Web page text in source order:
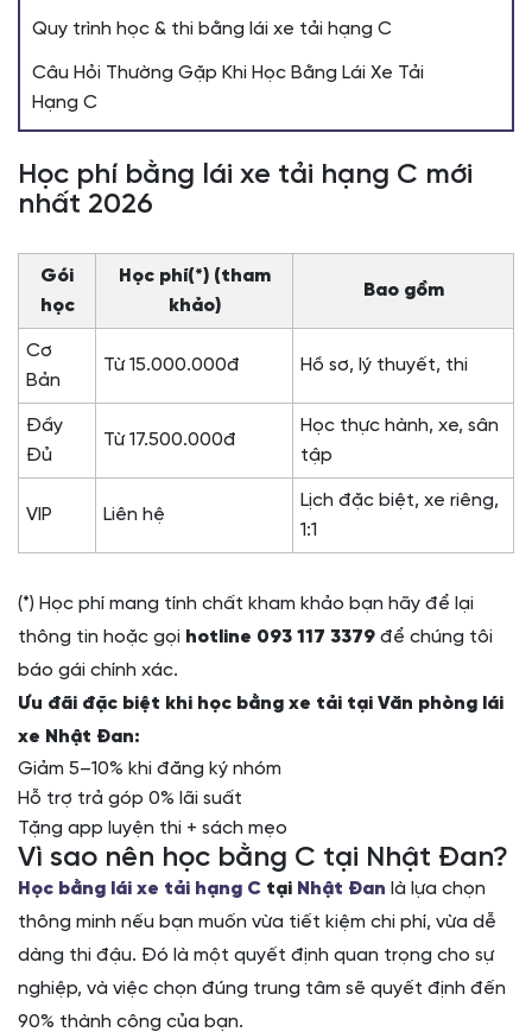
Quy trình học & thi bằng lái xe tải hạng C
Câu Hỏi Thường Gặp Khi Học Bằng Lái Xe Tải
Hạng C
Học phí bằng lái xe tải hạng C mới
nhất 2026
Gói
học
Học phí(*) (tham
khảo)
Bao gồm
Cơ
Bản
Từ 15.000.000đ Hồ sơ, lý thuyết, thi
Đầy
Đủ
Từ 17.500.000đ
Học thực hành, xe, sân
tập
VIP Liên hệ
Lịch đặc biệt, xe riêng,
1:1
(*) Học phí mang tính chất kham khảo bạn hãy để lại
thông tin hoặc gọi hotline 093 117 3379 để chúng tôi
báo gái chính xác.
Ưu đãi đặc biệt khi học bằng xe tải tại Văn phòng lái
xe Nhật Đan:
Giảm 5–10% khi đăng ký nhóm
Hỗ trợ trả góp 0% lãi suất
Tặng app luyện thi + sách mẹo
Vì sao nên học bằng C tại Nhật Đan?
Học bằng lái xe tải hạng C tại Nhật Đan là lựa chọn
thông minh nếu bạn muốn vừa tiết kiệm chi phí, vừa dễ
dàng thi đậu. Đó là một quyết định quan trọng cho sự
nghiệp, và việc chọn đúng trung tâm sẽ quyết định đến
90% thành công của bạn.